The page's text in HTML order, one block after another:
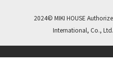
2024© MIKI HOUSE
International, Co.,